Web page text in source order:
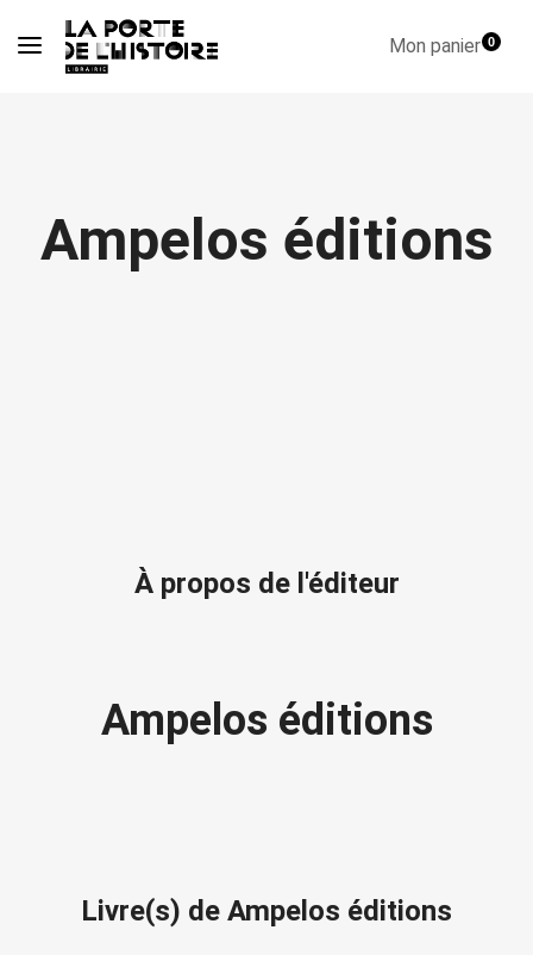
Mon panier0
Ampelos éditions
À propos de l'éditeur
Ampelos éditions
Livre(s) de Ampelos éditions